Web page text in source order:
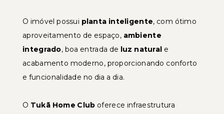
O imóvel possui planta inteligente, com ótimo
aproveitamento de espaço, ambiente
integrado, boa entrada de luz natural e
acabamento moderno, proporcionando conforto
e funcionalidade no dia a dia.
O Tukã Home Club oferece infraestrutura